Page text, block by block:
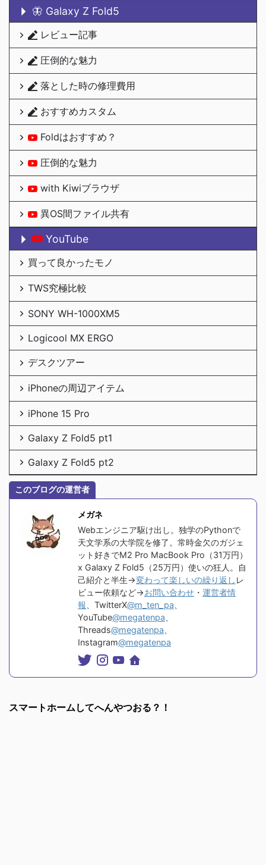
🦋 Galaxy Z Fold5
レビュー記事
圧倒的な魅力
落とした時の修理費用
おすすめカスタム
Foldはおすすめ？
圧倒的な魅力
with Kiwiブラウザ
異OS間ファイル共有
YouTube
買って良かったモノ
TWS究極比較
SONY WH-1000XM5
Logicool MX ERGO
デスクツアー
iPhoneの周辺アイテム
iPhone 15 Pro
Galaxy Z Fold5 pt1
Galaxy Z Fold5 pt2
このブログの運営者
メガネ
Webエンジニア駆け出し。独学のPythonで
天文学系の大学院を修了。常時金欠のガジェ
ット好きでM2 Pro MacBook Pro（31万円）
x Galaxy Z Fold5（25万円）使いの狂人。自
己紹介と半生→変わって楽しいの繰り返し レ
ビュー依頼など→お問い合わせ ・ 運営者情
報 、TwitterX@m_ten_pa
YouTube@megatenpa
Threads@megatenpa
Instagram@megatenpa
スマートホームしてへんやつおる？！